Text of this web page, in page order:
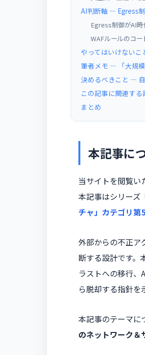
AI判断軸 ― Egress
Egress制御がAI
WAFルールのコー
やってはいけないこ
筆者メモ ― 「大規
決めるべきこと —
この記事に関連する
まとめ
本記事に
当サイトを閲覧い
本記事はシリーズ
チャ」カテゴリ第
外部からの不正ア
断する設計です。
ラストへの移行、
ら脱却する指針を
本記事のテーマに
のネットワーク＆